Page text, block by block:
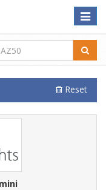
Toggle
Reset